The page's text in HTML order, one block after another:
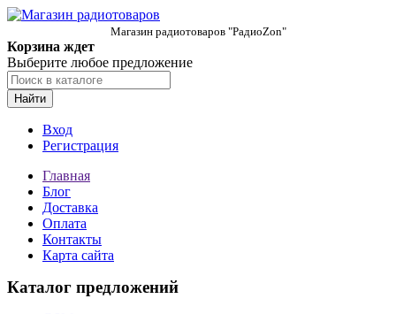
Магазин радиотоваров "РадиоZon"
Корзина ждет
Выберите любое предложение
Найти
Вход
Регистрация
Главная
Блог
Доставка
Оплата
Контакты
Карта сайта
Каталог предложений